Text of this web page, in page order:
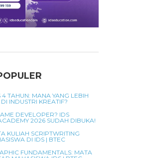
4 TAHUN: MANA YANG LEBIH
INDUSTRI KREATIF?
DEVELOPER? IDS
2026 SUDAH DIBUKA!
KULIAH SCRIPTWRITING
DI IDS | BTEC
FUNDAMENTALS: MATA